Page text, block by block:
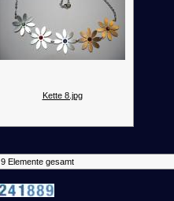
Kette 8.jpg
9 Elemente gesamt